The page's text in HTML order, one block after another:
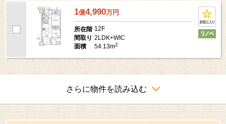
1億4,990万円
所在階 12F
間取り 2LDK+WIC
面積
54.13m2
さらに物件を読み込む